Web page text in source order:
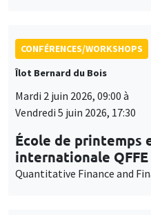
CONFÉRENCES/WORKSHOPS
Îlot Bernard du Bois
Mardi 2 juin 2026, 09:00 à
Vendredi 5 juin 2026, 17:30
École de printemps
internationale QFFE
Quantitative Finance and